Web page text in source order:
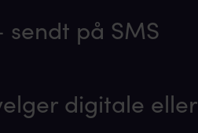
på SMS
digitale eller